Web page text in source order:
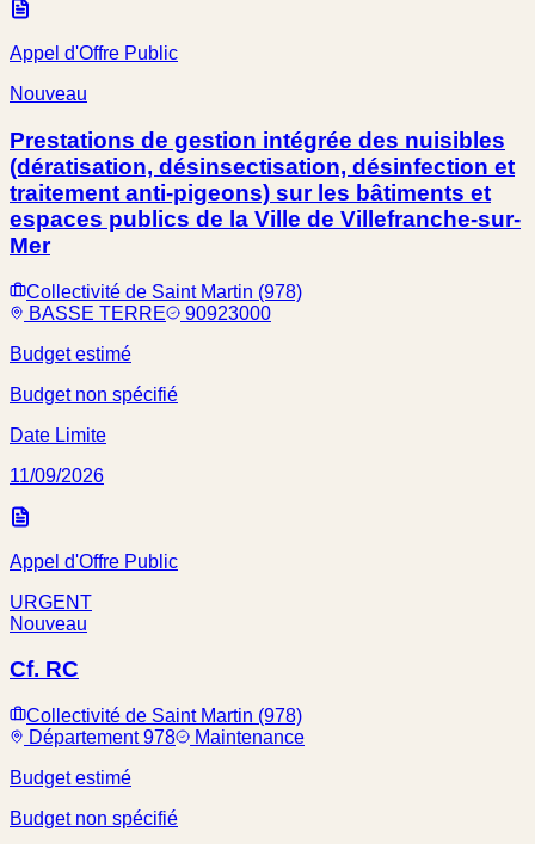
Appel d'Offre Public
Nouveau
Prestations de gestion intégrée des nuisibles
(dératisation, désinsectisation, désinfection et
traitement anti-pigeons) sur les bâtiments et
espaces publics de la Ville de Villefranche-sur-
Mer
Collectivité de Saint Martin (978)
BASSE TERRE
90923000
Budget estimé
Budget non spécifié
Date Limite
11/09/2026
Appel d'Offre Public
URGENT
Nouveau
Cf. RC
Collectivité de Saint Martin (978)
Département 978
Maintenance
Budget estimé
Budget non spécifié